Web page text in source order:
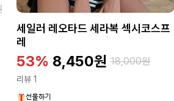
세일러 레오타드 세라복 섹시코스프
레
53% 8,450원 18,000원
리뷰 1